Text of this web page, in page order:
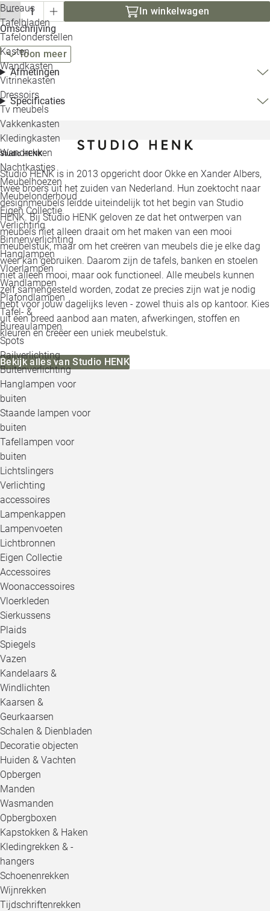
Bureaus
Tafelbladen
Tafelonderstellen
Kasten
Wandkasten
Vitrinekasten
Dressoirs
Tv meubels
Vakkenkasten
Kledingkasten
Wandrekken
Nachtkastjes
Meubelhoezen
Meubelonderhoud
Eigen Collectie
Verlichting
Binnenverlichting
Hanglampen
Vloerlampen
Wandlampen
Plafondlampen
Tafel- &
Bureaulampen
Spots
Railverlichting
Buitenverlichting
Hanglampen voor
buiten
Staande lampen voor
buiten
Tafellampen voor
buiten
Lichtslingers
Verlichting
accessoires
Lampenkappen
Lampenvoeten
Lichtbronnen
Eigen Collectie
Accessoires
Woonaccessoires
Vloerkleden
Sierkussens
Plaids
Spiegels
Vazen
Kandelaars &
Windlichten
Kaarsen &
Geurkaarsen
Schalen & Dienbladen
Decoratie objecten
Huiden & Vachten
Opbergen
Manden
Wasmanden
Opbergboxen
Kapstokken & Haken
Kledingrekken & -
hangers
Schoenenrekken
Wijnrekken
Tijdschriftenrekken
In winkelwagen
Omschrijving
Toon meer
Afmetingen
Specificaties
Studio HENK
Studio HENK is in 2013 opgericht door Okke en Xander Albers,
twee broers uit het zuiden van Nederland. Hun zoektocht naar
designmeubels leidde uiteindelijk tot het begin van Studio
HENK. Bij Studio HENK geloven ze dat het ontwerpen van
meubels niet alleen draait om het maken van een mooi
meubelstuk, maar om het creëren van meubels die je elke dag
weer kan gebruiken. Daarom zijn de tafels, banken en stoelen
niet alleen mooi, maar ook functioneel. Alle meubels kunnen
zelf samengesteld worden, zodat ze precies zijn wat je nodig
hebt voor jouw dagelijks leven - zowel thuis als op kantoor. Kies
uit een breed aanbod aan maten, afwerkingen, stoffen en
kleuren en creëer een uniek meubelstuk.
Bekijk alles van Studio HENK